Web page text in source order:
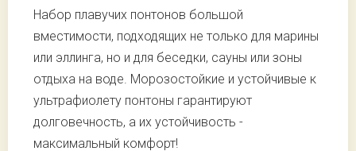
Набор плавучих понтонов большой
вместимости, подходящих не только для марины
или эллинга, но и для беседки, сауны или зоны
отдыха на воде. Морозостойкие и устойчивые к
ультрафиолету понтоны гарантируют
долговечность, а их устойчивость -
максимальный комфорт!